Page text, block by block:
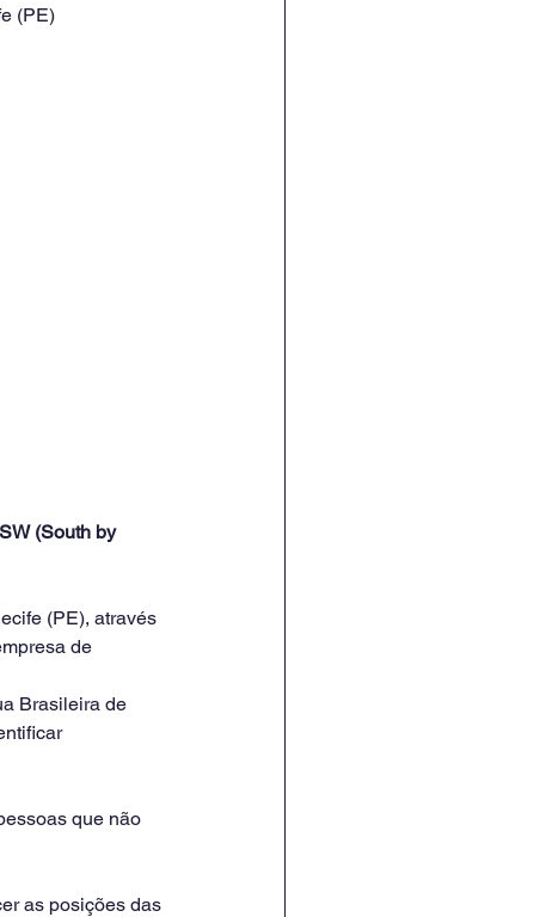
(PE)
(South by
(PE), através
de
Brasileira de
que não
as posições das